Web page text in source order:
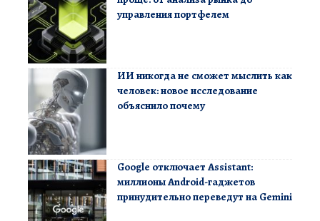
управления портфелем
ИИ никогда не сможет мыслить как
человек: новое исследование
объяснило почему
Google отключает Assistant:
миллионы Android-гаджетов
принудительно переведут на Gemini